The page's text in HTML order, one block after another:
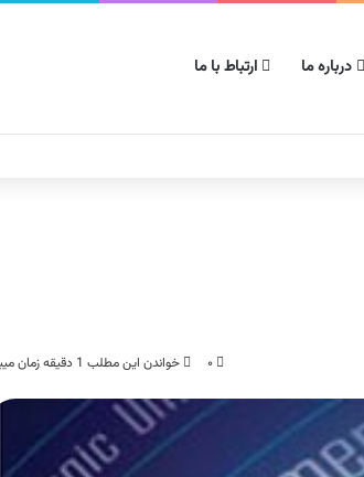
درباره ما ارتباط با ما
۰ خواندن این مطلب 1 دقیقه زمان میبرد